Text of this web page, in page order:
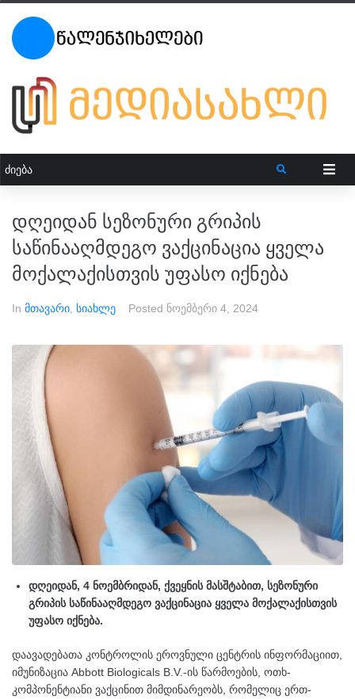
დღეიდან სეზონური გრიპის
საწინააღმდეგო ვაქცინაცია ყველა
მოქალაქისთვის უფასო იქნება
In მთავარი სიახლე Posted ნოემბერი 4, 2024
დღეიდან, 4 ნოემბრიდან, ქვეყნის მასშტაბით, სეზონური
გრიპის საწინააღმდეგო ვაქცინაცია ყველა მოქალაქისთვის
უფასო იქნება.
დაავადებათა კონტროლის ეროვნული ცენტრის ინფორმაციით,
იმუნიზაცია Abbott Biologicals B.V.-ის წარმოების, ოთხ-
კომპონენტიანი ვაქცინით მიმდინარეობს, რომელიც ერთ-